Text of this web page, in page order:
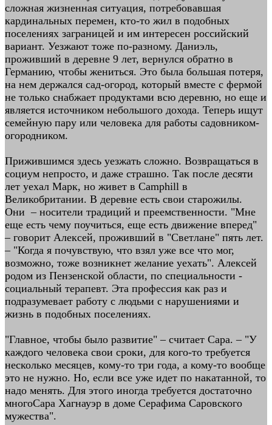
сложная жизненная ситуация, потребовавшая
кардинальных перемен, кто-то жил в подобных
поселениях заграницей и им интересен российский
вариант. Уезжают тоже по-разному. Даниэль,
проживший в деревне 9 лет, вернулся обратно в
Германию, чтобы жениться. Это была большая потеря,
на нем держался сад-огород, который вместе с фермой
не только снабжает продуктами всю деревню, но еще и
является источником небольшого дохода. Теперь ищут
семейную пару или человека для работы садовником-
огородником.
Прижившимся здесь уезжать сложно. Возвращаться в
социум непросто, и даже страшно. Так после десяти
лет уехал Марк, но живет в Camphill в
Великобритании. В деревне есть свои старожилы.
Они – носители традиций и преемственности. "Мне
еще есть чему поучиться, еще есть движение вперед"
– говорит Алексей, проживший в "Светлане" пять лет.
– "Когда я почувствую, что взял уже все что мог,
возможно, тоже возникнет желание уехать". Алексей
родом из Пензенской области, по специальности -
социальный терапевт. Эта профессия как раз и
подразумевает работу с людьми с нарушениями и
жизнь в подобных поселениях.
"Главное, чтобы было развитие" – считает Сара. – "У
каждого человека свои сроки, для кого-то требуется
несколько месяцев, кому-то три года, а кому-то вообще
это не нужно. Но, если все уже идет по накатанной, то
надо менять. Для этого иногда требуется достаточно
многоСара Хагнауэр в доме Серафима Саровского
мужества".